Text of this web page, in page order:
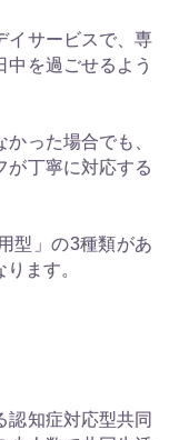
イサービスで、専
中を過ごせるよう
った場合でも、
が丁寧に対応する
型」の3種類があ
ます。
認知症対応型共同